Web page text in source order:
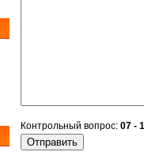
Контрольный вопрос: 07 -